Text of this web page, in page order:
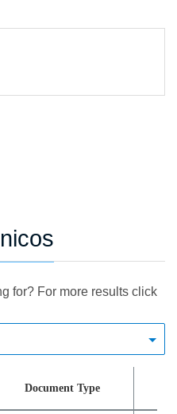
for? For more results click
Document Type